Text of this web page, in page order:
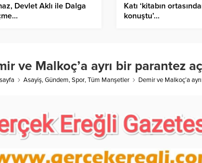
Devlet Aklı ile Dalga
Katı ‘kitabın
konuştu’…
ve Malkoç’a ayrı bir parantez
Asayiş,Gündem,Spor,Tüm Manşetler Demir ve Malkoç’a